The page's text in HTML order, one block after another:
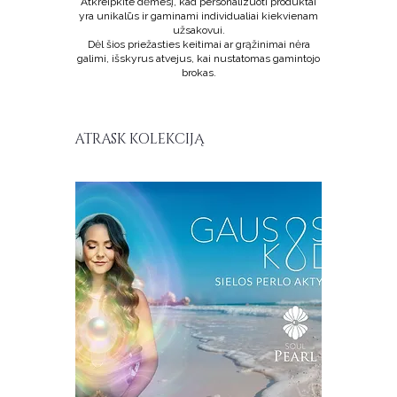
dievišką proporciją ir vidinį magnetizmą. O
ši meditacija — įjungia šiuos kodus ne tik
išorėje, bet ir TAVO viduje.
yra unikalūs ir gaminami individualiai kiekvienam
užsakovui.
Dėl šios priežasties keitimai ar grąžinimai nėra
galimi, išskyrus atvejus, kai nustatomas gamintojo
brokas.
ATRASK KOLEKCIJĄ